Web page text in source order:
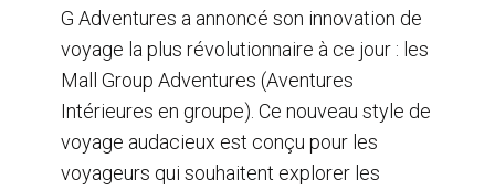
r
e
e
b
o
o
k
k
e
d
n
i
l
G Adventures a annoncé son innovation de
voyage la plus révolutionnaire à ce jour : les
Mall Group Adventures (Aventures
Intérieures en groupe). Ce nouveau style de
voyage audacieux est conçu pour les
voyageurs qui souhaitent explorer les